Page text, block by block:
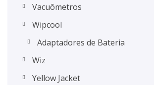
Vacuômetros
Wipcool
Adaptadores de Bateria
Wiz
Yellow Jacket